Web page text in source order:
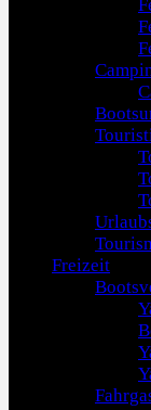
Freizeit